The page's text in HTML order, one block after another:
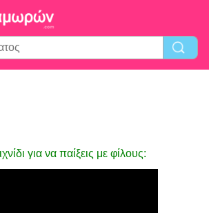
για να παίξεις με φίλους: